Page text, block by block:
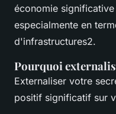
économie
especialmente en
d'infrastructures2.
Pourquoi
Externaliser votre
positif significatif sur